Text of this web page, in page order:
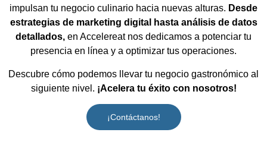
impulsan tu negocio culinario hacia nuevas alturas. Desde
estrategias de marketing digital hasta análisis de datos
detallados, en Accelereat nos dedicamos a potenciar tu
presencia en línea y a optimizar tus operaciones.
Descubre cómo podemos llevar tu negocio gastronómico al
siguiente nivel. ¡Acelera tu éxito con nosotros!
¡Contáctanos!